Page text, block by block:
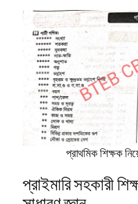
প্রাথমিক শিক্ষক
প্রাইমারি সহকারী